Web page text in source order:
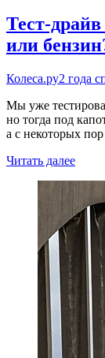
Тест-
или
Колеса.ру2 года
Мы уже
но тогда под
а с некоторых
Читать далее